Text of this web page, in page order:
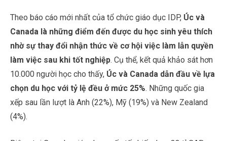
Theo báo cáo mới nhất của tổ chức giáo dục IDP, Úc và
Canada là những điểm đến được du học sinh yêu thích
nhờ sự thay đổi nhận thức về cơ hội việc làm lẫn quyền
làm việc sau khi tốt nghiệp. Cụ thể, kết quả khảo sát hơn
10.000 người học cho thấy, Úc và Canada dẫn đầu về lựa
chọn du học với tỷ lệ đều ở mức 25%. Những quốc gia
xếp sau lần lượt là Anh (22%), Mỹ (19%) và New Zealand
(4%).